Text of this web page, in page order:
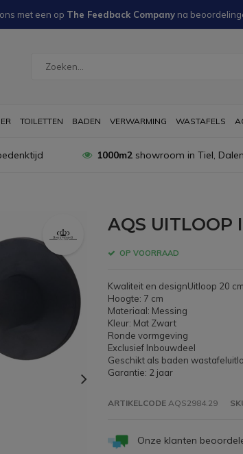
met een op The Feedback Company na
TOILETTEN BADEN VERWARMING WASTAFELS
1000m2showroom in Tiel,
AQS UITLOOP
OP VOORRAAD
Kwaliteit en designUitloop 20 cm
Hoogte: 7 cm
Materiaal: Messing
Kleur: Mat Zwart
Ronde vormgeving
Exclusief Inbouwdeel
Geschikt als baden
Garantie: 2 jaar
ARTIKELCODEAQS2984.29
Onze klanten